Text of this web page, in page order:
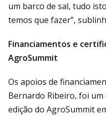
um barco de sal, tudo
temos que fazer”,
Financiamentos e
AgroSummit
Os apoios de
Bernardo Ribeiro, foi um
edição do AgroSummit